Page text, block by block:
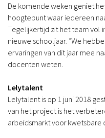
De komende weken geniet
hoogtepunt waar iedereen
Tegelijkertijd zit het team vol
nieuwe schooljaar. “We
ervaringen van dit jaar mee
docenten weten.
Lelytalent
Lelytalent is op 1 juni 2018
van het project is het
arbeidsmarkt voor kwetsbare